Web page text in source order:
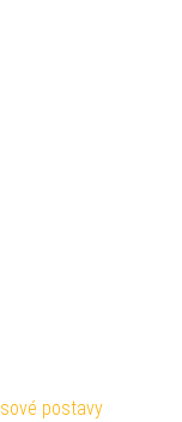
postavy